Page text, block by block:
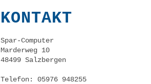
KONTAKT
Spar-Computer
Marderweg 10
48499 Salzbergen
Telefon: 05976 948255